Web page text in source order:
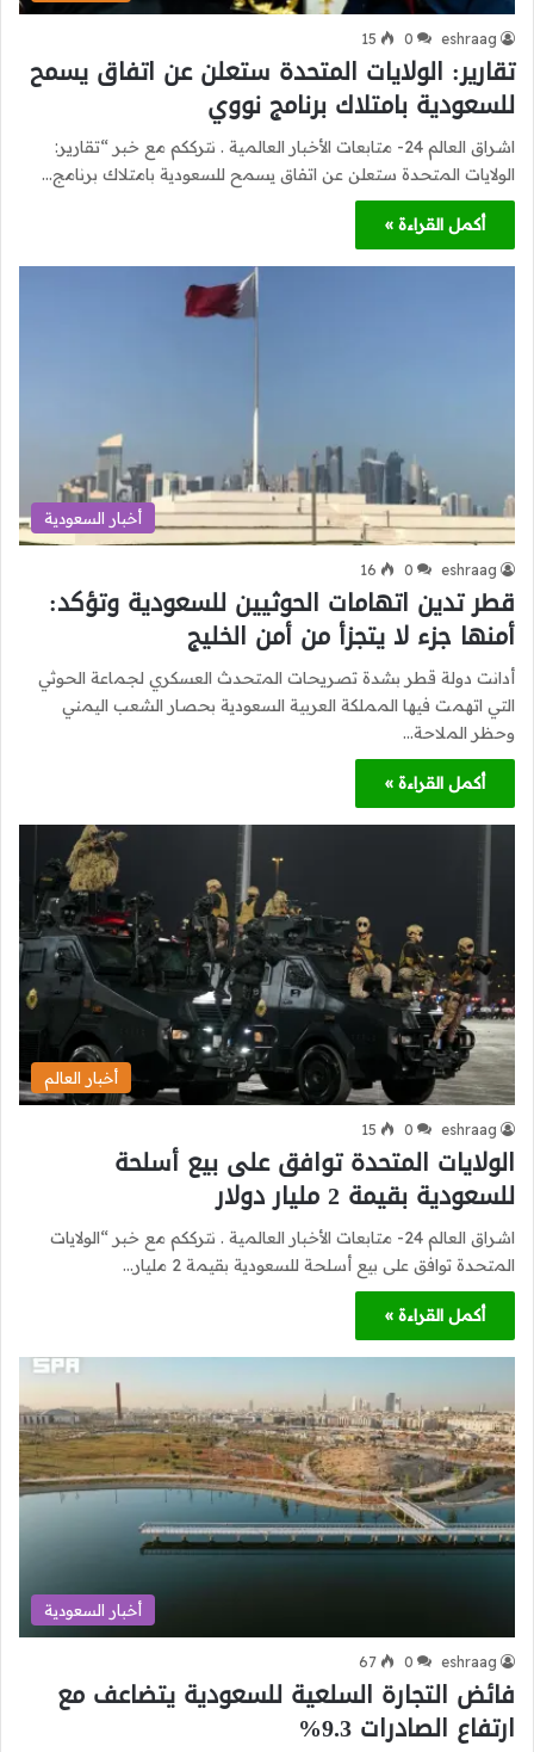
eshraag
0
15
تقارير: الولايات المتحدة ستعلن عن اتفاق يسمح
للسعودية بامتلاك برنامج نووي
اشراق العالم 24- متابعات الأخبار العالمية . نترككم مع خبر “تقارير:
الولايات المتحدة ستعلن عن اتفاق يسمح للسعودية بامتلاك برنامج…
أكمل القراءة »
أخبار السعودية
eshraag
0
16
قطر تدين اتهامات الحوثيين للسعودية وتؤكد:
أمنها جزء لا يتجزأ من أمن الخليج
أدانت دولة قطر بشدة تصريحات المتحدث العسكري لجماعة الحوثي
التي اتهمت فيها المملكة العربية السعودية بحصار الشعب اليمني
وحظر الملاحة…
أكمل القراءة »
أخبار العالم
eshraag
0
15
الولايات المتحدة توافق على بيع أسلحة
للسعودية بقيمة 2 مليار دولار
اشراق العالم 24- متابعات الأخبار العالمية . نترككم مع خبر “الولايات
المتحدة توافق على بيع أسلحة للسعودية بقيمة 2 مليار…
أكمل القراءة »
أخبار السعودية
eshraag
0
67
فائض التجارة السلعية للسعودية يتضاعف مع
ارتفاع الصادرات 9.3%